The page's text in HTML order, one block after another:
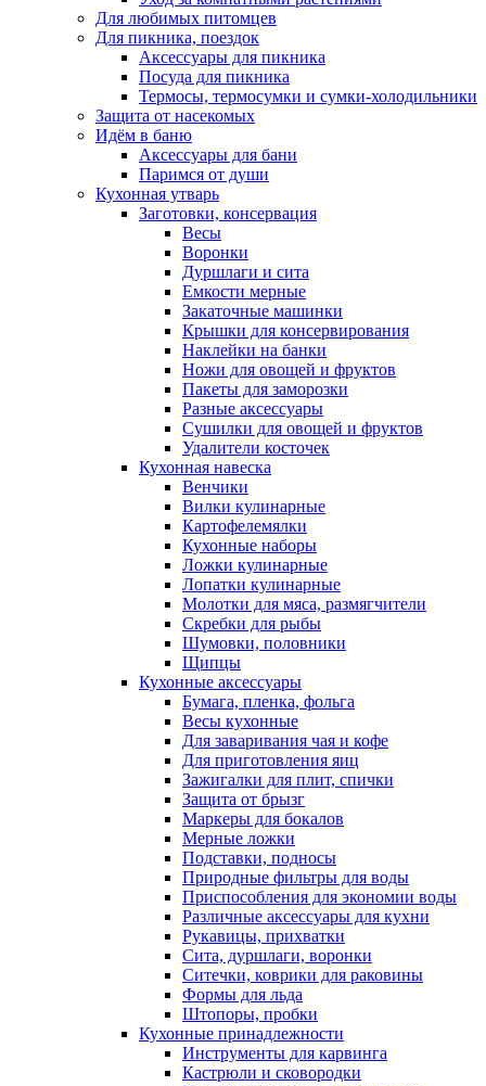
Для любимых питомцев
Для пикника, поездок
Аксессуары для пикника
Посуда для пикника
Термосы, термосумки и сумки-холодильники
Защита от насекомых
Идём в баню
Аксессуары для бани
Паримся от души
Кухонная утварь
Заготовки, консервация
Весы
Воронки
Дуршлаги и сита
Емкости мерные
Закаточные машинки
Крышки для консервирования
Наклейки на банки
Ножи для овощей и фруктов
Пакеты для заморозки
Разные аксессуары
Сушилки для овощей и фруктов
Удалители косточек
Кухонная навеска
Венчики
Вилки кулинарные
Картофелемялки
Кухонные наборы
Ложки кулинарные
Лопатки кулинарные
Молотки для мяса, размягчители
Скребки для рыбы
Шумовки, половники
Щипцы
Кухонные аксессуары
Бумага, пленка, фольга
Весы кухонные
Для заваривания чая и кофе
Для приготовления яиц
Зажигалки для плит, спички
Защита от брызг
Маркеры для бокалов
Мерные ложки
Подставки, подносы
Природные фильтры для воды
Приспособления для экономии воды
Различные аксессуары для кухни
Рукавицы, прихватки
Сита, дуршлаги, воронки
Ситечки, коврики для раковины
Формы для льда
Штопоры, пробки
Кухонные принадлежности
Инструменты для карвинга
Кастрюли и сковородки